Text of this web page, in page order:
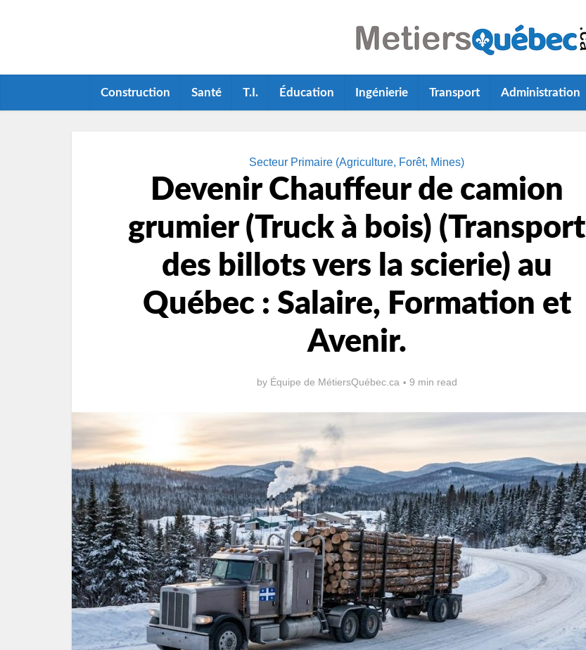
Construction Santé T.I. Éducation Ingénierie Transport Administration
Secteur Primaire (Agriculture, Forêt, Mines)
Devenir Chauffeur de camion
grumier (Truck à bois) (Transport
des billots vers la scierie) au
Québec : Salaire, Formation et
Avenir.
by Équipe de MétiersQuébec.ca 9 min read